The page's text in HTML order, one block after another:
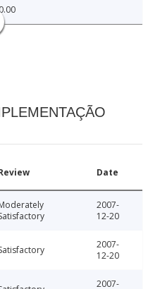
Date
2007-
12-20
2007-
12-20
2007-